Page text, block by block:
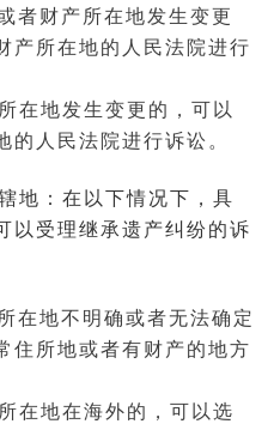
者财产所在地发生变更
产所在地的人民法院进行
在地发生变更的，可以
的人民法院进行诉讼。
地：在以下情况下，具
以受理继承遗产纠纷的诉
在地不明确或者无法确定
住所地或者有财产的地方
在地在海外的，可以选